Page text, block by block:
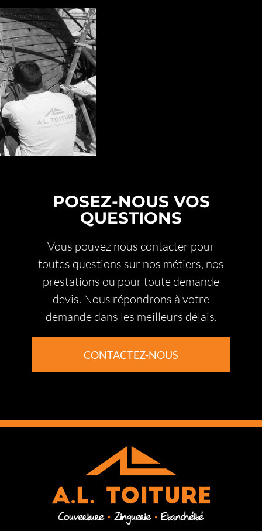
planifier des contrôles réguliers, surtout
après des épisodes de fortes pluies ou de
vent.
Quel que soit le quartier –
Presses,Les Canebiers
proches deSaint-Paul-de-Vence
assurons unservice de proximité
professionnel, avec un seul objectif : garantir
la durabilité, l’étanchéité et l’esthétique
votre toiture.
POSEZ-NOUS VOS
QUESTIONS
Vous pouvez nous contacter pour
toutes questions sur nos métiers, nos
prestations ou pour toute demande
devis. Nous répondrons à votre
demande dans les meilleurs délais.
CONTACTEZ-NOUS